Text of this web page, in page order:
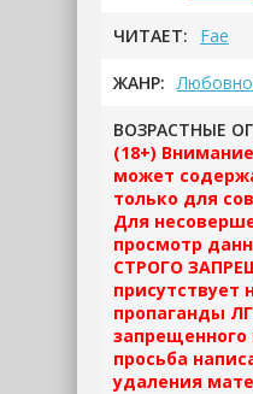
ЧИТАЕТ: Fae
ЖАНР:
ВОЗРАСТНЫЕ
(18+)
может
только для
Для
просмотр
СТРОГО
присутствует
пропаганды
запрещенного
просьба
удаления